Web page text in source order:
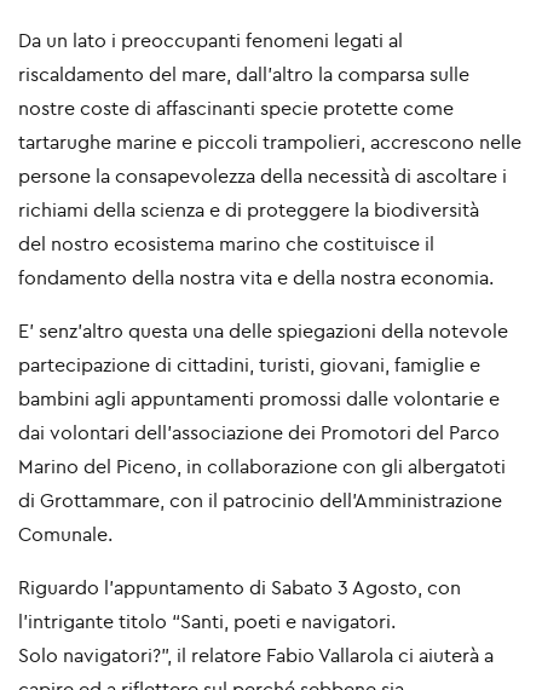
Da un lato i preoccupanti fenomeni legati al
riscaldamento del mare, dall’altro la comparsa sulle
nostre coste di affascinanti specie protette come
tartarughe marine e piccoli trampolieri, accrescono nelle
persone la consapevolezza della necessità di ascoltare i
richiami della scienza e di proteggere la biodiversità
del nostro ecosistema marino che costituisce il
fondamento della nostra vita e della nostra economia.
E’ senz’altro questa una delle spiegazioni della notevole
partecipazione di cittadini, turisti, giovani, famiglie e
bambini agli appuntamenti promossi dalle volontarie e
dai volontari dell’associazione dei Promotori del Parco
Marino del Piceno, in collaborazione con gli albergatoti
di Grottammare, con il patrocinio dell’Amministrazione
Comunale.
Riguardo l’appuntamento di Sabato 3 Agosto, con
l’intrigante titolo “Santi, poeti e navigatori.
Solo navigatori?”, il relatore Fabio Vallarola ci aiuterà a